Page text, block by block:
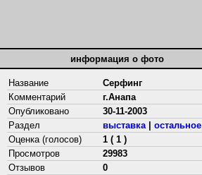
информация о фото
Название
Серфинг
Комментарий
г.Анапа
Опубликовано
30-11-2003
Раздел
выставка| остальное
Оценка (голосов)
1 ( 1 )
Просмотров
29983
Отзывов
0